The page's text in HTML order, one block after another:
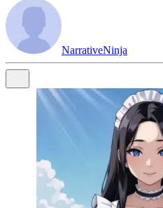
NarrativeNinja